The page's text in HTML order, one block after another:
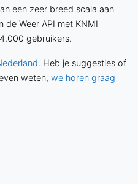
een zeer breed scala aan
de Weer API met KNMI
gebruikers.
. Heb je suggesties of
weten, we horen graag